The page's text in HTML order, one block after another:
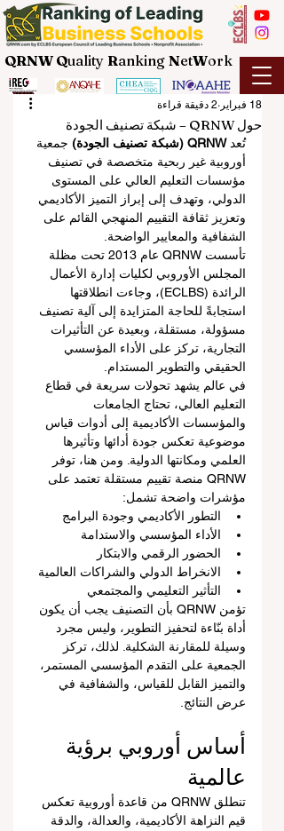
QRNW Quality Ranking NetWork
حول QRNW – شبكة تصنيف الجودة
18 فبراير 2 دقيقة قراءة
تُعد QRNW (شبكة تصنيف الجودة)
جمعية
أوروبية غير ربحية متخصصة في تصنيف
مؤسسات التعليم العالي على المستوى
الدولي، وتهدف إلى إبراز التميز الأكاديمي
وتعزيز ثقافة التقييم المنهجي القائم على
الشفافية والمعايير الواضحة.
تأسست QRNW عام 2013 تحت مظلة
المجلس الأوروبي لكليات إدارة الأعمال
الرائدة (ECLBS)، وجاءت انطلاقتها
استجابةً للحاجة المتزايدة إلى آلية تصنيف
مسؤولة، مستقلة، وبعيدة عن التأثيرات
التجارية، تركز على الأداء المؤسسي
الحقيقي والتطوير المستدام.
في عالم يشهد تحولات سريعة في قطاع
التعليم العالي، تحتاج الجامعات
والمؤسسات الأكاديمية إلى أدوات قياس
موضوعية تعكس جودة أدائها وتأثيرها
العلمي ومكانتها الدولية. ومن هنا، توفر
QRNW منصة تقييم مستقلة تعتمد على
مؤشرات واضحة تشمل:
التطور الأكاديمي وجودة البرامج
الأداء المؤسسي والاستدامة
الحضور الرقمي والابتكار
الانخراط الدولي والشراكات العالمية
التأثير التعليمي والمجتمعي
تؤمن QRNW بأن التصنيف يجب أن يكون
أداة بنّاءة لتحفيز التطوير، وليس مجرد
وسيلة للمقارنة الشكلية. لذلك، تركز
الجمعية على التقدم المؤسسي المستمر،
والتميز القابل للقياس، والشفافية في
عرض النتائج.
أساس أوروبي برؤية
عالمية
تنطلق QRNW من قاعدة أوروبية تعكس
قيم النزاهة الأكاديمية، والعدالة، والدقة